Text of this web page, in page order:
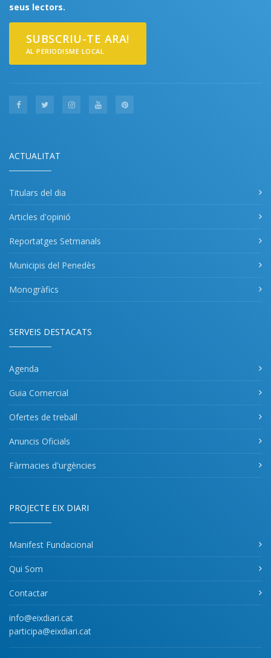
seus lectors.
SUBSCRIU-TE ARA!
AL PERIODISME LOCAL
ACTUALITAT
Titulars del dia
Articles d'opinió
Reportatges Setmanals
Municipis del Penedès
Monogràfics
SERVEIS DESTACATS
Agenda
Guia Comercial
Ofertes de treball
Anuncis Oficials
Fàrmacies d'urgències
PROJECTE EIX DIARI
Manifest Fundacional
Qui Som
Contactar
info@eixdiari.cat
participa@eixdiari.cat